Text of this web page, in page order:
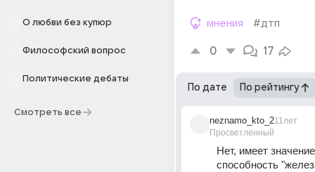
О любви без купюр
Философский вопрос
Политические дебаты
Смотреть все
мнения #дтп
0 17
По дате По рейтингу
neznamo_kto_2
Просветленный
11лет
Нет, имеет
способность